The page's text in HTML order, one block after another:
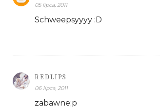
05 lipca, 2011
Schweepsyyyy :D
REDLIPS
06 lipca, 2011
zabawne;p